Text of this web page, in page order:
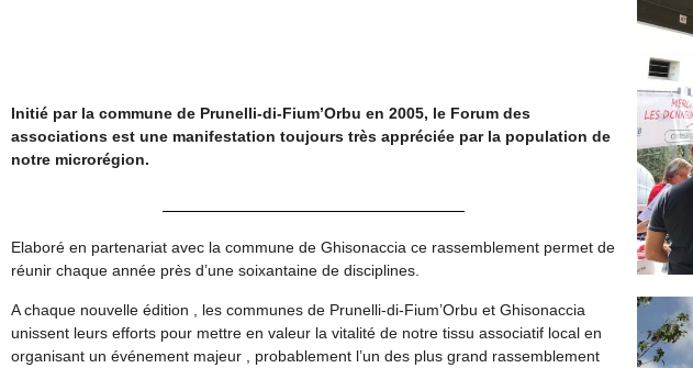
Initié par la commune de Prunelli-di-Fium’Orbu en 2005, le Forum des
associations est une manifestation toujours très appréciée par la population de
notre microrégion.
Elaboré en partenariat avec la commune de Ghisonaccia ce rassemblement permet de
réunir chaque année près d’une soixantaine de disciplines.
A chaque nouvelle édition , les communes de Prunelli-di-Fium’Orbu et Ghisonaccia
unissent leurs efforts pour mettre en valeur la vitalité de notre tissu associatif local en
organisant un événement majeur , probablement l’un des plus grand rassemblement